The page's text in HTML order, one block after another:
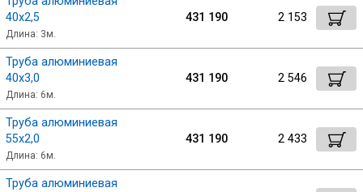
40х2,5
Длина: 3м.
431 190 2 153
Труба алюминиевая
40х3,0
Длина: 6м.
431 190 2 546
Труба алюминиевая
55х2,0
Длина: 6м.
431 190 2 433
Труба алюминиевая